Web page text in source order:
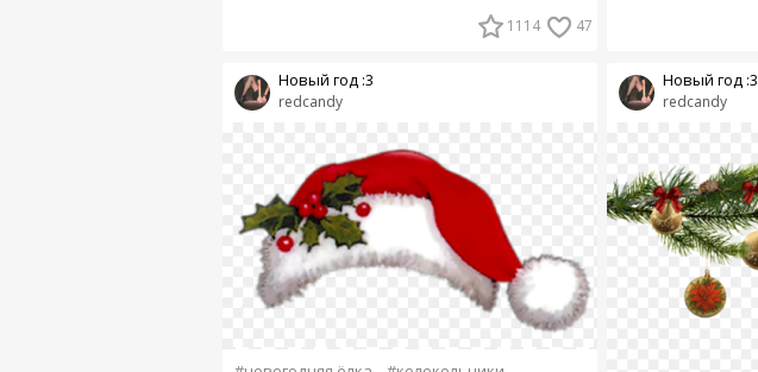
1114 47
redcandy
Новый год :3
redcandy
Новый год :3